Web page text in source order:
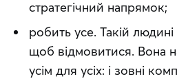
стратегічний напрямок;
робить усе. Такій
щоб відмовитися. Вона
усім для усіх: і зовні